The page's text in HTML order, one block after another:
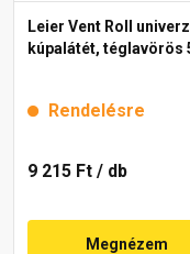
Leier Vent Roll
kúpalátét, téglavörös
Rendelésre
9 215 Ft / db
Megnézem